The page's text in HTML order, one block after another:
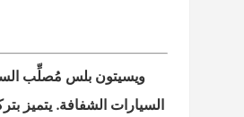
ويسيتون بلس مُصلِّب
السيارات الشفافة. يتميز